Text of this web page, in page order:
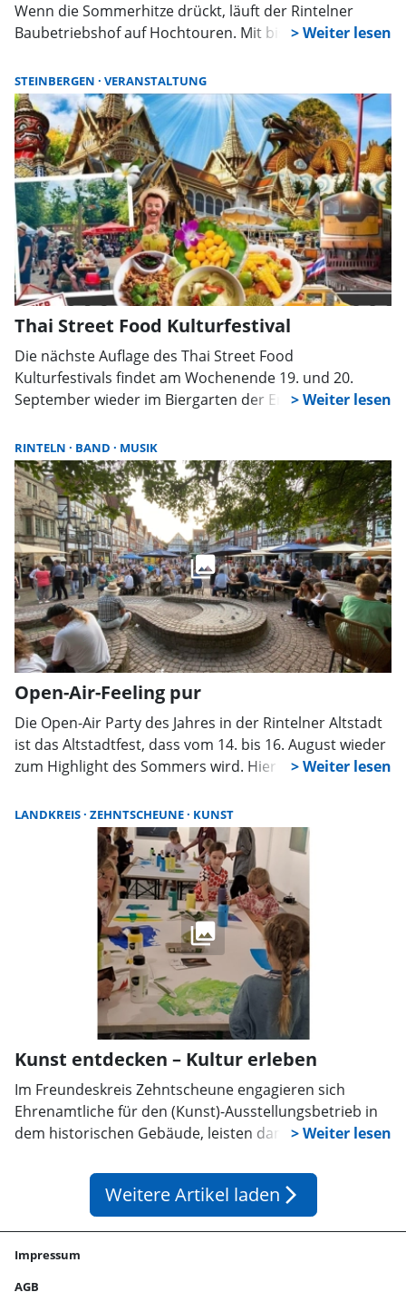
Wenn die Sommerhitze drückt, läuft der Rintelner
Baubetriebshof auf Hochtouren. Mit bis zu
STEINBERGEN VERANSTALTUNG
Thai Street Food Kulturfestival
Die nächste Auflage des Thai Street Food
Kulturfestivals findet am Wochenende 19. und 20.
September wieder im Biergarten der Erlebniswelt
20 Uhr geöffnet, am Sonntag von 10 bis 18 Uhr.
Besucher erwartet ein vielseitiges Angebot mit
thailändischem Streetfood, Marktständen, Musik,
Kunst, Massagen und kulturellen Darbietungen. Der
Eintritt ist frei. Mit rund 1000 überdachten Sitzplätzen
findet die Veranstaltung bei jedem Wetter statt. Es ist
das letzte Thai Street Food Fest in dieser Saison am
Steinzeichen. Die Adresse für das Navi lautet Am
Fahrenplatz, 31710 Buchholz.
RINTELN BAND MUSIK
Open-Air-Feeling pur
Die Open-Air Party des Jahres in der Rintelner Altstadt
ist das Altstadtfest, dass vom 14. bis 16. August wieder
zum Highlight des Sommers wird. Hier kann man
LANDKREIS ZEHNTSCHEUNE KUNST
Kunst entdecken – Kultur erleben
Im Freundeskreis Zehntscheune engagieren sich
Ehrenamtliche für den (Kunst)-Ausstellungsbetrieb in
dem historischen Gebäude, leisten damit einen
Stadthagen.
Weitere Artikel laden arrow_forward_ios
Impressum
AGB